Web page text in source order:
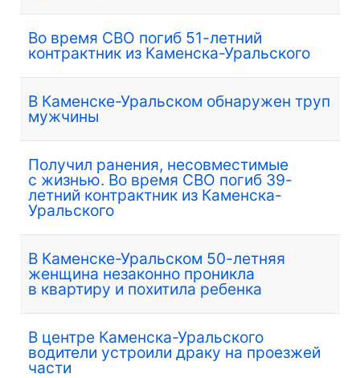
Во время СВО погиб 51-летний
контрактник из Каменска-Уральского
В Каменске-Уральском обнаружен труп
мужчины
Получил ранения, несовместимые
с жизнью. Во время СВО погиб 39-
летний контрактник из Каменска-
Уральского
В Каменске-Уральском 50-летняя
женщина незаконно проникла
в квартиру и похитила ребенка
В центре Каменска-Уральского
водители устроили драку на проезжей
части